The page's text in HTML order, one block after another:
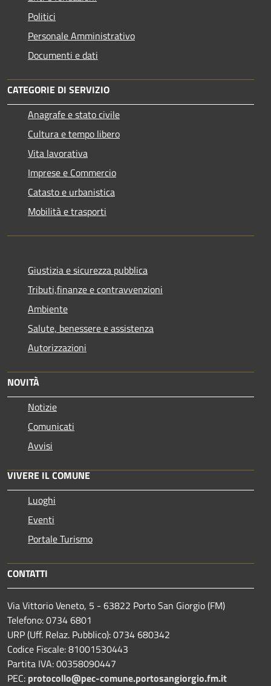
Politici
Personale Amministrativo
Documenti e dati
CATEGORIE DI SERVIZIO
Anagrafe e stato civile
Cultura e tempo libero
Vita lavorativa
Imprese e Commercio
Catasto e urbanistica
Mobilità e trasporti
Giustizia e sicurezza pubblica
Tributi,finanze e contravvenzioni
Ambiente
Salute, benessere e assistenza
Autorizzazioni
NOVITÀ
Notizie
Comunicati
Avvisi
VIVERE IL COMUNE
Luoghi
Eventi
Portale Turismo
CONTATTI
Via Vittorio Veneto, 5 - 63822 Porto San Giorgio (FM)
Telefono: 0734 6801
URP (Uff. Relaz. Pubblico): 0734 680342
Codice Fiscale: 81001530443
Partita IVA: 00358090447
PEC: protocollo@pec-comune.portosangiorgio.fm.it